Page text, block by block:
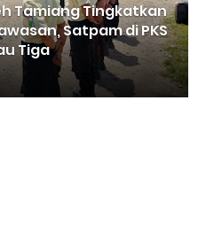
Tamiang Tingkatkan
Satpam di PKS
Tiga